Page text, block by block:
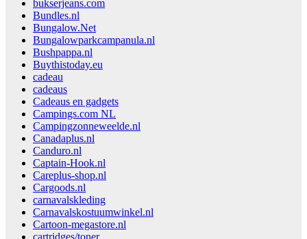
bukserjeans.com
Bundles.nl
Bungalow.Net
Bungalowparkcampanula.nl
Bushpappa.nl
Buythistoday.eu
cadeau
cadeaus
Cadeaus en gadgets
Campings.com NL
Campingzonneweelde.nl
Canadaplus.nl
Canduro.nl
Captain-Hook.nl
Careplus-shop.nl
Cargoods.nl
carnavalskleding
Carnavalskostuumwinkel.nl
Cartoon-megastore.nl
cartridges/toner